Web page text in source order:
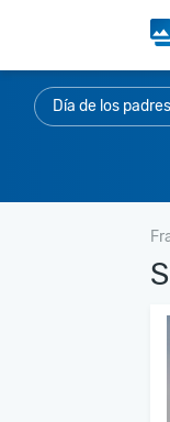
Día de los padres